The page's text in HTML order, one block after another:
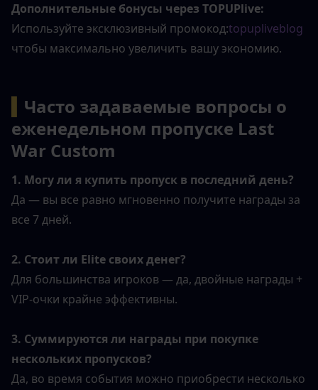
Дополнительные бонусы через TOPUPlive:
Используйте эксклюзивный промокод:topupliveblog
чтобы максимально увеличить вашу экономию.
Часто задаваемые вопросы о
еженедельном пропуске Last
War Custom
1. Могу ли я купить пропуск в последний день?
Да — вы все равно мгновенно получите награды за
все 7 дней.
2. Стоит ли Elite своих денег?
Для большинства игроков — да, двойные награды +
VIP-очки крайне эффективны.
3. Суммируются ли награды при покупке
нескольких пропусков?
Да, во время события можно приобрести несколько